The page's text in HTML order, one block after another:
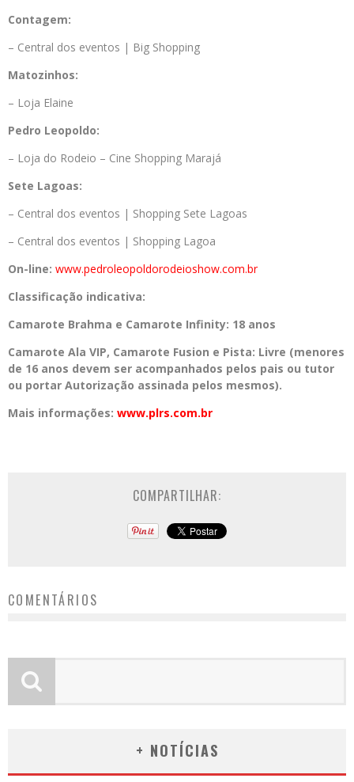
Contagem:
– Central dos eventos | Big Shopping
Matozinhos:
– Loja Elaine
Pedro Leopoldo:
– Loja do Rodeio – Cine Shopping Marajá
Sete Lagoas:
– Central dos eventos | Shopping Sete Lagoas
– Central dos eventos | Shopping Lagoa
On-line: www.pedroleopoldorodeioshow.com.br
Classificação indicativa:
Camarote Brahma e Camarote Infinity: 18 anos
Camarote Ala VIP, Camarote Fusion e Pista: Livre (menores
de 16 anos devem ser acompanhados pelos pais ou tutor
ou portar Autorização assinada pelos mesmos).
Mais informações: www.plrs.com.br
COMPARTILHAR:
COMENTÁRIOS
+ NOTÍCIAS